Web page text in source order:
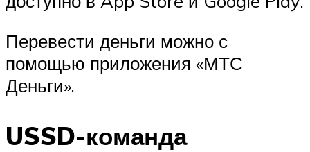
Перевести деньги можно с
помощью приложения «МТС
Деньги».
USSD-команда